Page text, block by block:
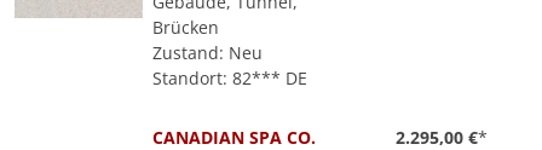
Brücken
Zustand: Neu
Standort: 82*** DE
CANADIAN SPA CO.
2.295,00 €*